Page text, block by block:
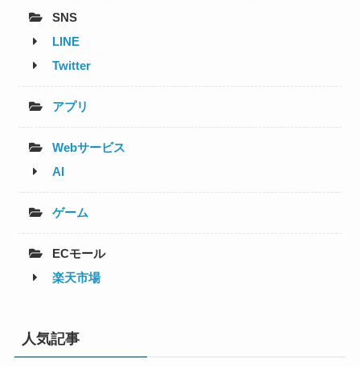
SNS
LINE
Twitter
アプリ
Webサービス
AI
ゲーム
ECモール
楽天市場
人気記事